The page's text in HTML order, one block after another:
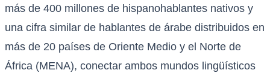
más de 400 millones de hispanohablantes nativos y
una cifra similar de hablantes de árabe distribuidos en
más de 20 países de Oriente Medio y el Norte de
África (MENA), conectar ambos mundos lingüísticos